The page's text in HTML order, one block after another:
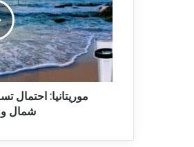
موريتانيا: احتمال
شمال